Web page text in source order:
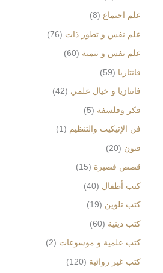
علم اجتماع 8
علم نفس و تطور ذات 76
علم نفس و تنمية 60
فانتازيا 59
فانتازيا و خيال علمي 42
فكر وفلسفة 5
فن الإتيكيت والتنظيم 1
فنون 20
قصص قصيرة 15
كتب أطفال 40
كتب تلوين 19
كتب دينية 60
كتب علمية و موسوعات 2
كتب غير روائية 120